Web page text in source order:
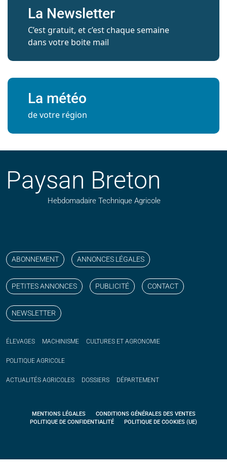
La Newsletter
C’est gratuit, et c’est chaque semaine
dans votre boite mail
La météo
de votre région
Paysan Breton
Hebdomadaire Technique Agricole
ABONNEMENT ANNONCES LÉGALES
PETITES ANNONCES PUBLICITÉ CONTACT
NEWSLETTER
ÉLEVAGES MACHINISME CULTURES ET AGRONOMIE
POLITIQUE AGRICOLE
ACTUALITÉS AGRICOLES DOSSIERS DÉPARTEMENT
MENTIONS LÉGALES
CONDITIONS GÉNÉRALES DES VENTES
POLITIQUE DE CONFIDENTIALITÉ
POLITIQUE DE COOKIES (UE)